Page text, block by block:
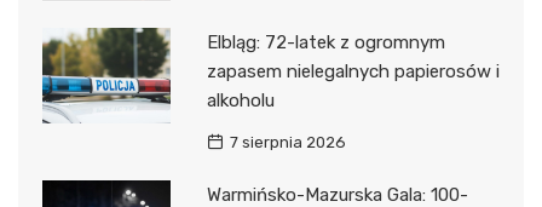
Elbląg: 72-latek z ogromnym
zapasem nielegalnych papierosów i
alkoholu
7 sierpnia 2026
Warmińsko-Mazurska Gala: 100-